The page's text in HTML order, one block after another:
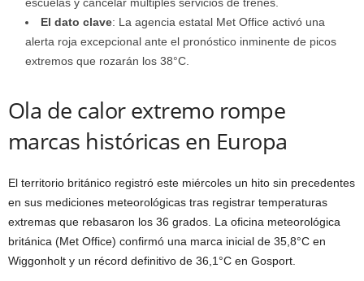
El dato clave: La agencia estatal Met Office activó una
alerta roja excepcional ante el pronóstico inminente de picos
extremos que rozarán los 38°C.
Ola de calor extremo rompe
marcas históricas en Europa
El territorio británico registró este miércoles un hito sin precedentes
en sus mediciones meteorológicas tras registrar temperaturas
extremas que rebasaron los 36 grados. La oficina meteorológica
británica (Met Office) confirmó una marca inicial de 35,8°C en
Wiggonholt y un récord definitivo de 36,1°C en Gosport.